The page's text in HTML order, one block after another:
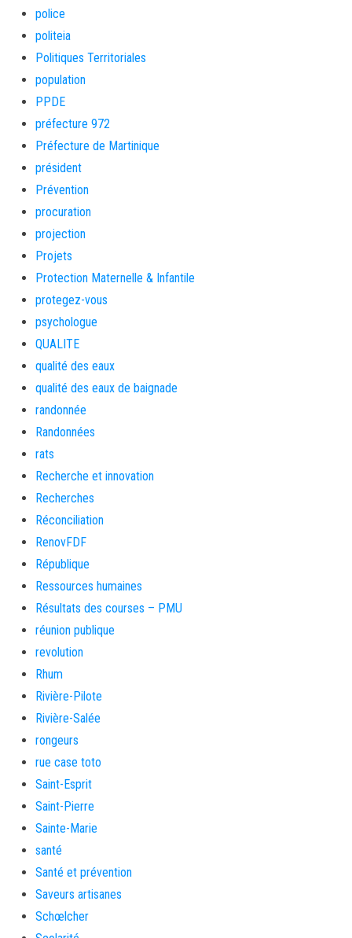
police
politeia
Politiques Territoriales
population
PPDE
préfecture 972
Préfecture de Martinique
président
Prévention
procuration
projection
Projets
Protection Maternelle & Infantile
protegez-vous
psychologue
QUALITE
qualité des eaux
qualité des eaux de baignade
randonnée
Randonnées
rats
Recherche et innovation
Recherches
Réconciliation
RenovFDF
République
Ressources humaines
Résultats des courses – PMU
réunion publique
revolution
Rhum
Rivière-Pilote
Rivière-Salée
rongeurs
rue case toto
Saint-Esprit
Saint-Pierre
Sainte-Marie
santé
Santé et prévention
Saveurs artisanes
Schœlcher